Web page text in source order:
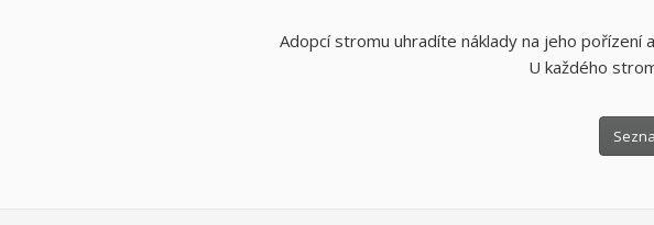
Adopcí stromu uhradíte náklady na jeho
U každého